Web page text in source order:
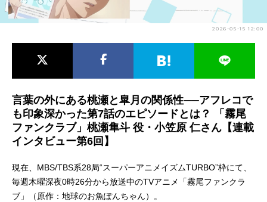
春アニメ 夏アニメ
男性声優/女性声優一覧
2026-05-15 12:00
言葉の外にある桃瀬と皐月の関係性──アフレコで
も印象深かった第7話のエピソードとは？ 「霧尾
ファンクラブ」桃瀬隼斗 役・小笠原 仁さん【連載
インタビュー第6回】
現在、MBS/TBS系28局“スーパーアニメイズムTURBO”枠にて、
毎週木曜深夜0時26分から放送中のTVアニメ「霧尾ファンクラ
ブ」（原作：地球のお魚ぽんちゃん）。